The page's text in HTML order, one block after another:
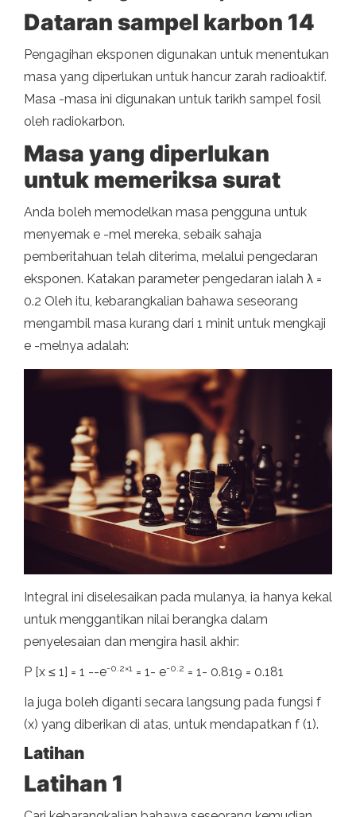
Dataran sampel karbon 14
Pengagihan eksponen digunakan untuk menentukan
masa yang diperlukan untuk hancur zarah radioaktif.
Masa -masa ini digunakan untuk tarikh sampel fosil
oleh radiokarbon.
Masa yang diperlukan
untuk memeriksa surat
Anda boleh memodelkan masa pengguna untuk
menyemak e -mel mereka, sebaik sahaja
pemberitahuan telah diterima, melalui pengedaran
eksponen. Katakan parameter pengedaran ialah λ =
0.2 Oleh itu, kebarangkalian bahawa seseorang
mengambil masa kurang dari 1 minit untuk mengkaji
e -melnya adalah:
Integral ini diselesaikan pada mulanya, ia hanya kekal
untuk menggantikan nilai berangka dalam
penyelesaian dan mengira hasil akhir:
P [x ≤ 1] = 1 --e-0.2×1 = 1- e-0.2 = 1- 0.819 = 0.181
Ia juga boleh diganti secara langsung pada fungsi f
(x) yang diberikan di atas, untuk mendapatkan f (1).
Latihan
Latihan 1